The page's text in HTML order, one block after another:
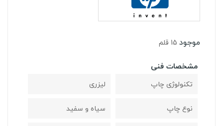
موجود 15 قلم
مشخصات فنی
تکنولوژی چاپ
لیزری
نوع چاپ
سیاه و سفید